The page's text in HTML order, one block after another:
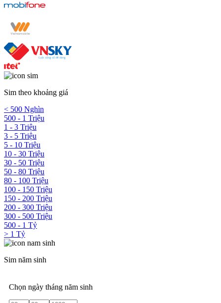
Sim theo khoảng giá
< 500 Nghìn
500 - 1 Triệu
1 - 3 Triệu
3 - 5 Triệu
5 - 10 Triệu
10 - 30 Triệu
30 - 50 Triệu
50 - 80 Triệu
80 - 100 Triệu
100 - 150 Triệu
150 - 200 Triệu
200 - 300 Triệu
300 - 500 Triệu
500 - 1 Tỷ
> 1 Tỷ
Sim năm sinh
Chọn ngày tháng năm sinh